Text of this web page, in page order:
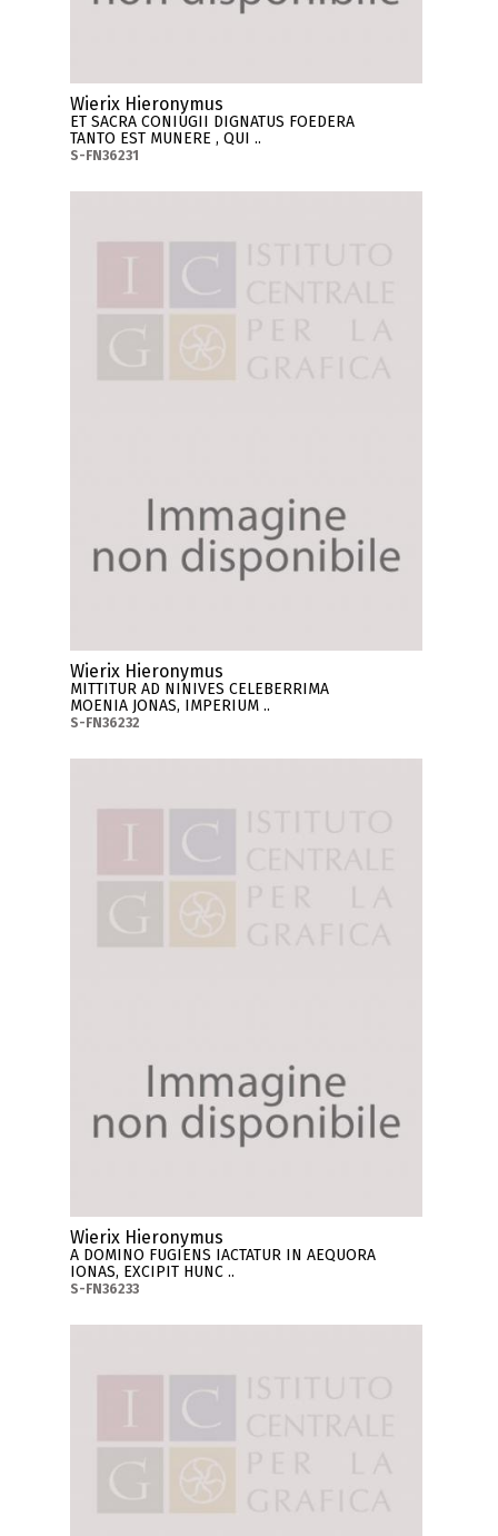
Wierix Hieronymus
ET SACRA CONIUGII DIGNATUS FOEDERA
TANTO EST MUNERE , QUI ..
S-FN36231
Wierix Hieronymus
MITTITUR AD NINIVES CELEBERRIMA
MOENIA JONAS, IMPERIUM ..
S-FN36232
Wierix Hieronymus
A DOMINO FUGIENS IACTATUR IN AEQUORA
IONAS, EXCIPIT HUNC ..
S-FN36233